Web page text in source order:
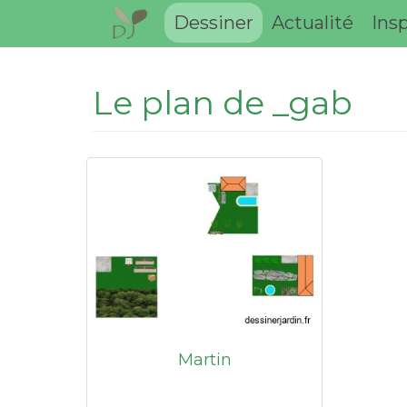
Dessiner Actualité
Le plan de _gab
Martin